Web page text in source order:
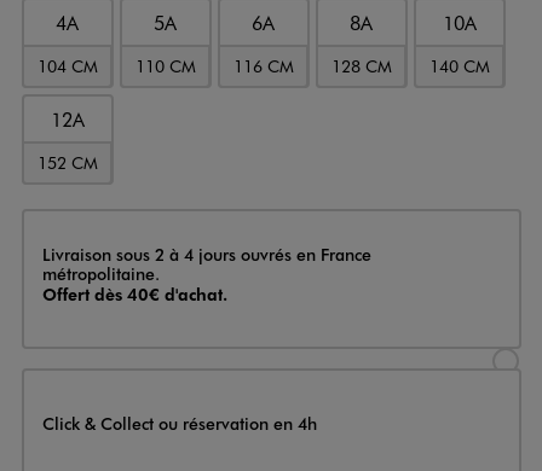
4A
104 CM
5A
110 CM
6A
116 CM
8A
128 CM
10A
140 CM
12A
152 CM
Livraison
Livraison sous 2 à 4 jours ouvrés en France
métropolitaine.
Offert dès 40€ d'achat.
Click & Collect ou réservation en 4h